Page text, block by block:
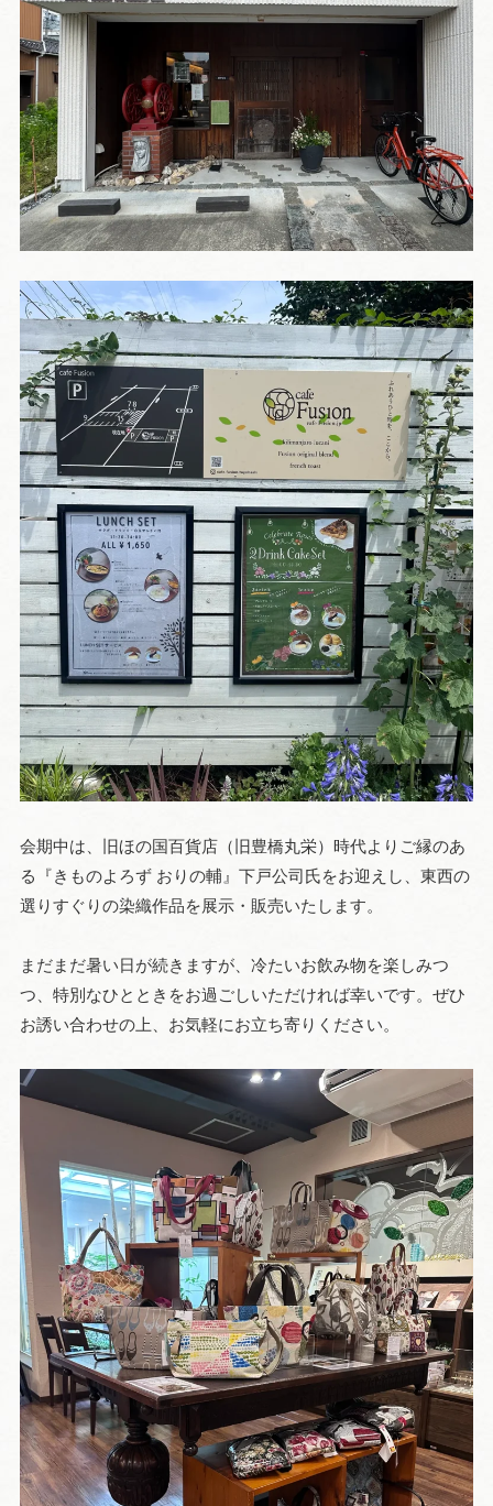
会期中は、旧ほの国百貨店（旧豊橋丸栄）時代よりご縁のあ
る『きものよろず おりの輔』下戸公司氏をお迎えし、東西の
選りすぐりの染織作品を展示・販売いたします。
まだまだ暑い日が続きますが、冷たいお飲み物を楽しみつ
つ、特別なひとときをお過ごしいただければ幸いです。ぜひ
お誘い合わせの上、お気軽にお立ち寄りください。